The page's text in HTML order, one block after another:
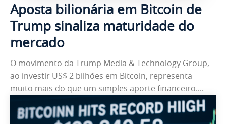
Aposta bilionária em Bitcoin de
Trump sinaliza maturidade do
mercado
O movimento da Trump Media & Technology Group,
ao investir US$ 2 bilhões em Bitcoin, representa
muito mais do que um simples aporte financeiro....